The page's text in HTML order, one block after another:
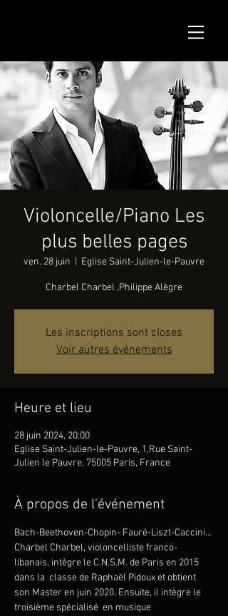
Violoncelle/Piano Les
plus belles pages
ven. 28 juin Eglise Saint-Julien-le-Pauvre
Charbel Charbel ,Philippe Alègre
Les inscriptions sont closes
Voir autres événements
Heure et lieu
28 juin 2024, 20:00
Eglise Saint-Julien-le-Pauvre, 1,Rue Saint-
Julien le Pauvre, 75005 Paris, France
À propos de l'événement
Bach-Beethoven-Chopin- Fauré-Liszt-Caccini...
Charbel Charbel, violoncelliste franco-
libanais, intègre le C.N.S.M. de Paris en 2015
dans la  classe de Raphaël Pidoux et obtient
son Master en juin 2020. Ensuite, il intègre le
troisième spécialisé  en musique